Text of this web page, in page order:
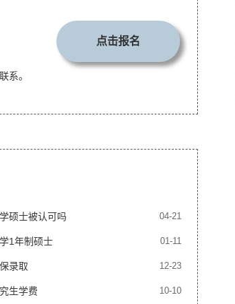
系。
点击报名
硕士被认可吗 04-21
1年制硕士 01-11
录取 12-23
生学费 10-10